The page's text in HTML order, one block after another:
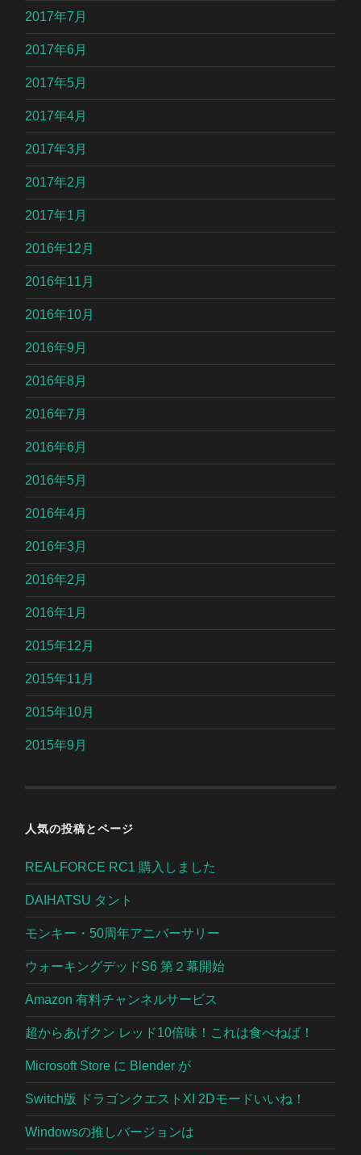
2017年7月
2017年6月
2017年5月
2017年4月
2017年3月
2017年2月
2017年1月
2016年12月
2016年11月
2016年10月
2016年9月
2016年8月
2016年7月
2016年6月
2016年5月
2016年4月
2016年3月
2016年2月
2016年1月
2015年12月
2015年11月
2015年10月
2015年9月
人気の投稿とページ
REALFORCE RC1 購入しました
DAIHATSU タント
モンキー・50周年アニバーサリー
ウォーキングデッドS6 第２幕開始
Amazon 有料チャンネルサービス
超からあげクン レッド10倍味！これは食べねば！
Microsoft Store に Blender が
Switch版 ドラゴンクエストXI 2Dモードいいね！
Windowsの推しバージョンは